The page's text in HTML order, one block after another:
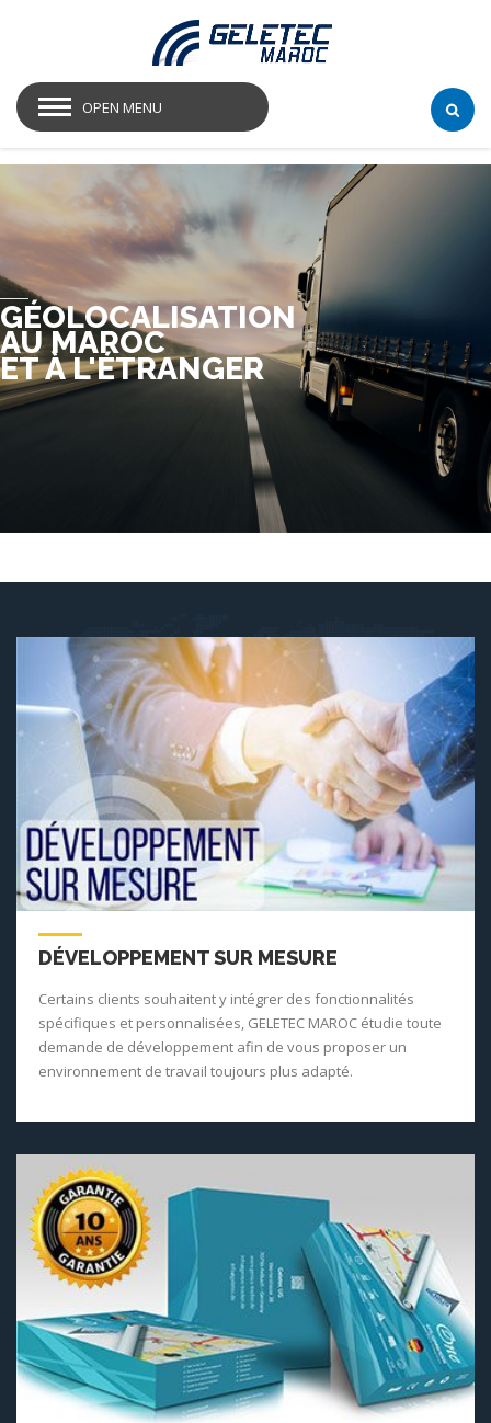
OPEN MENU
ET À L'ÉTRANGER
AU MAROC
GÉOLOCALISATION
DÉVELOPPEMENT SUR MESURE
Certains clients souhaitent y intégrer des fonctionnalités
spécifiques et personnalisées, GELETEC MAROC étudie toute
demande de développement afin de vous proposer un
environnement de travail toujours plus adapté.